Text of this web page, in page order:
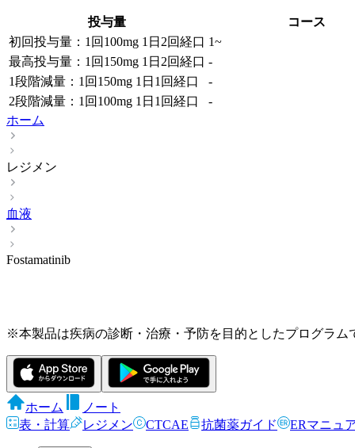
投与量
コース
初回投与量：1回100mg 1日2回経口 1~
最高投与量：1回150mg 1日2回経口 -
1段階減量：1回150mg 1日1回経口
-
2段階減量：1回100mg 1日1回経口
-
ホーム
レジメン
血液
Fostamatinib
※本製品は疾病の診断・治療・予防を目的としたプログラム
ホーム
ノート
表・計算
レジメン CTCAE 抗菌薬ガイド ERマニュ